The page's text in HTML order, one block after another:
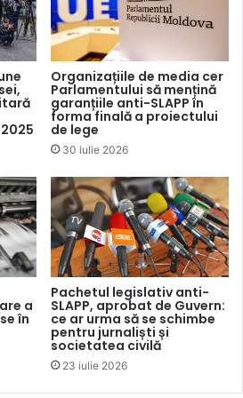
folosirea numelui sau imaginii
de a limita activitatea
date de interes public.
totodată progresele recente ale
precum implementarea unor
media (EMFA), și cere ca noul
la standardele europene privind
fost exprimateși de Consiliul
la Kiev un aviz juridic privind
referitoare la mass-media,
și drepturile digitale. Avizul
o serie de concepte noi —
digitală, dreptul de a fi uitat,
Organizațiile de media cer
Parlamentului să mențină
garanțiile anti-SLAPP în
forma finală a proiectului
de lege
30 iulie 2026
a
în
Pachetul legislativ anti-
SLAPP, aprobat de Guvern:
ce ar urma să se schimbe
pentru jurnaliști și
societatea civilă
23 iulie 2026